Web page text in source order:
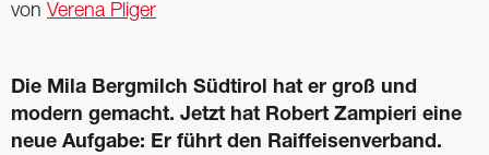
von Verena Pliger
Die Mila Bergmilch Südtirol hat er groß und
modern gemacht. Jetzt hat Robert Zampieri eine
neue Aufgabe: Er führt den Raiffeisenverband.